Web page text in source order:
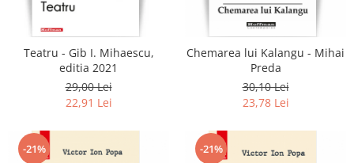
Teatru - Gib I. Mihaescu,
editia 2021
29,00 Lei
22,91 Lei
Chemarea lui Kalangu - Mihai
Preda
30,10 Lei
23,78 Lei
-21% -21%